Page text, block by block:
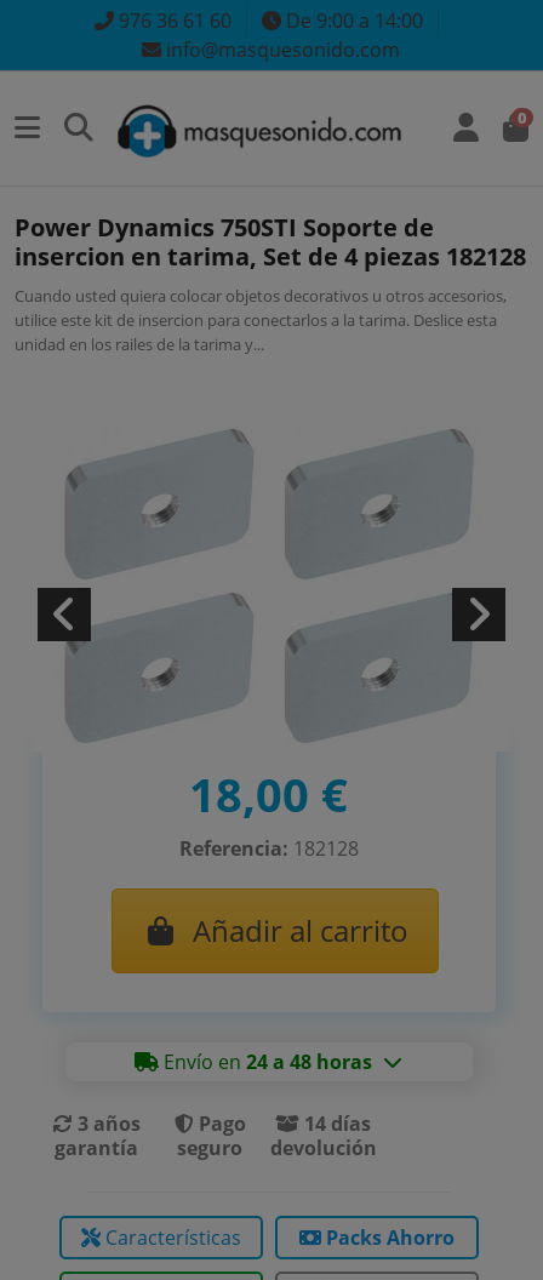
976 36 61 60
De 9:00 a 14:00
info@masquesonido.com
0
Power Dynamics 750STI Soporte de
insercion en tarima, Set de 4 piezas 182128
Cuando usted quiera colocar objetos decorativos u otros accesorios,
utilice este kit de insercion para conectarlos a la tarima. Deslice esta
unidad en los railes de la tarima y...
18,00 €
Referencia: 182128
Añadir al carrito
Envío en24 a 48 horas
3 años
garantía
Pago
seguro
14 días
devolución
Características Packs Ahorro